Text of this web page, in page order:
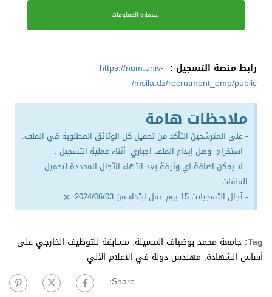
استمارة المعلومات
رابط منصة التسجيل : https://num.univ-
msila.dz/recrutment_emp/public/
ملاحظات هامة
- على المترشحين التأكد من تحميل كل الوثائق المطلوبة في الملف.
- استخراج وصل إيداع الملف اجباري أثناء عملية التسجيل .
- لا يمكن اضافة اي وثيقة بعد انتهاء الآجال المحددة لتحميل
الملفات .
- آجال التسجيلات 15 يوم عمل ابتداء من 2024/06/03.
×
Tag: جامعة محمد بوضياف المسيلة, مسابقة للتوظيف الخارجي على
أساس الشهادة, مهندس دولة في الاعلام الآلي
Share: